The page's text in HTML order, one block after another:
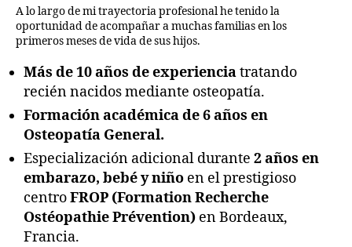
A lo largo de mi trayectoria profesional he tenido la
oportunidad de acompañar a muchas familias en los
primeros meses de vida de sus hijos.
Más de 10 años de experienciatratando
recién nacidos mediante osteopatía.
Formación académica de 6 años en
Osteopatía General.
Especialización adicional durante 2 años en
embarazo, bebé y niño en el prestigioso
centroFROP (Formation Recherche
Ostéopathie Prévention) en Bordeaux,
Francia.